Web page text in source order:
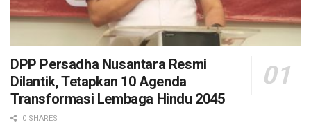
DPP Persadha Nusantara Resmi
Dilantik, Tetapkan 10 Agenda
Transformasi Lembaga Hindu 2045
0 SHARES